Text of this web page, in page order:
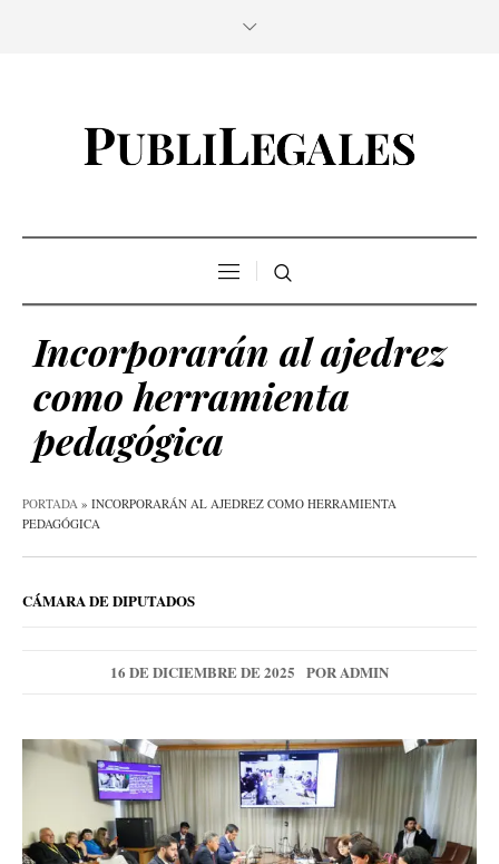
Incorporarán al ajedrez
como herramienta
pedagógica
PORTADA » INCORPORARÁN AL AJEDREZ COMO HERRAMIENTA
PEDAGÓGICA
CÁMARA DE DIPUTADOS
16 DE DICIEMBRE DE 2025 PORADMIN